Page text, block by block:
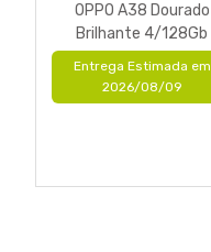
OPPO A38 Dourado
Brilhante 4/128Gb
Entrega Estimada em
2026/08/09